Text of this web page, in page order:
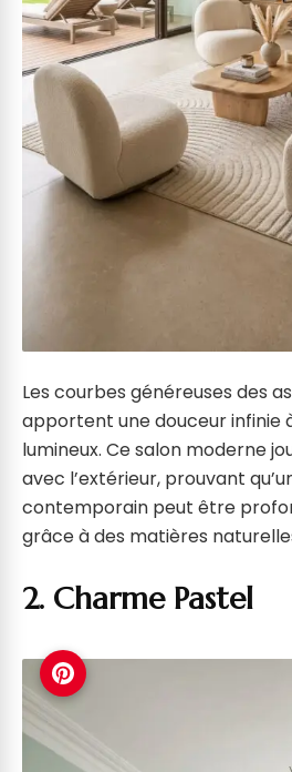
Les courbes généreuses des
apportent une douceur infinie
lumineux. Ce salon moderne
avec l’extérieur, prouvant
contemporain peut être
grâce à des matières
2. Charme Pastel